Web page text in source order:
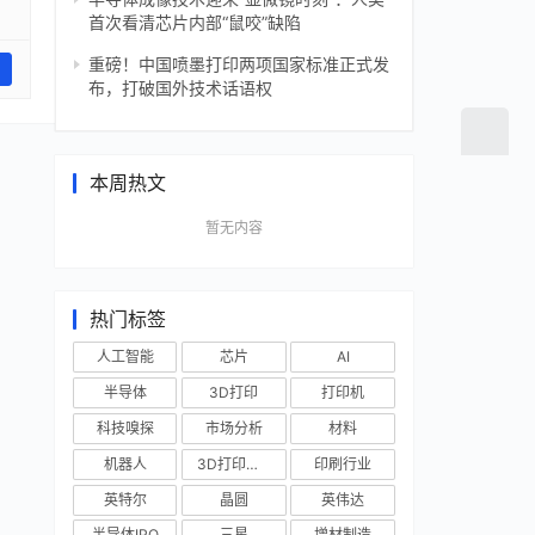
首次看清芯片内部“鼠咬”缺陷
重磅！中国喷墨打印两项国家标准正式发
布，打破国外技术话语权
本周热文
暂无内容
热门标签
人工智能 芯片
AI
半导体
3D打印
打印机
科技嗅探
市场分析
材料
机器人
3D打印技术
印刷行业
英特尔
晶圆
英伟达